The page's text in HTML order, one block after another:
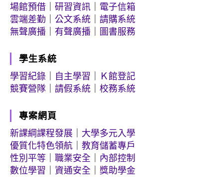
場館預借
研習資訊
電子信箱
雲端差勤
公文系統
請購系統
無聲廣播
有聲廣播 圖書服務
學生系統
學習紀錄
自主學習
Ｋ館登記
競賽營隊
請假系統 校務系統
專案網頁
新課綱課程發展
大學多元入學
優質化特色領航
教育儲蓄專戶
性別平等
職業安全
內部控制
數位學習
資通安全 獎助學金